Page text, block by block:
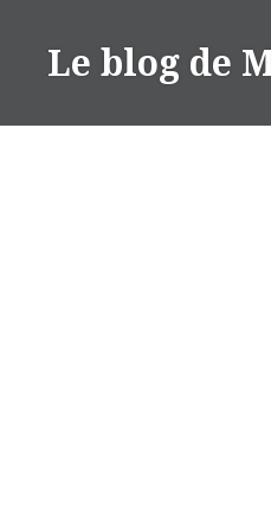
contenuLe blog de